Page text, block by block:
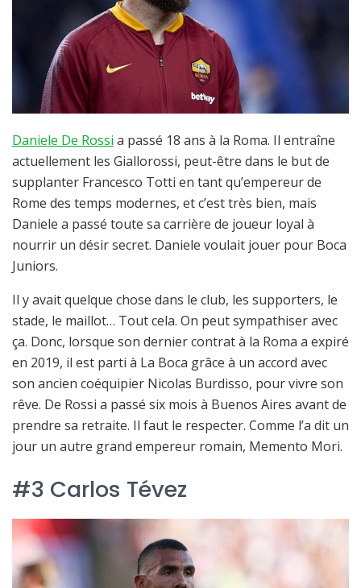
Daniele De Rossi a passé 18 ans à la Roma. Il entraîne
actuellement les Giallorossi, peut-être dans le but de
supplanter Francesco Totti en tant qu’empereur de
Rome des temps modernes, et c’est très bien, mais
Daniele a passé toute sa carrière de joueur loyal à
nourrir un désir secret. Daniele voulait jouer pour Boca
Juniors.
Il y avait quelque chose dans le club, les supporters, le
stade, le maillot… Tout cela. On peut sympathiser avec
ça. Donc, lorsque son dernier contrat à la Roma a expiré
en 2019, il est parti à La Boca grâce à un accord avec
son ancien coéquipier Nicolas Burdisso, pour vivre son
rêve. De Rossi a passé six mois à Buenos Aires avant de
prendre sa retraite. Il faut le respecter. Comme l’a dit un
jour un autre grand empereur romain, Memento Mori.
#3 Carlos Tévez